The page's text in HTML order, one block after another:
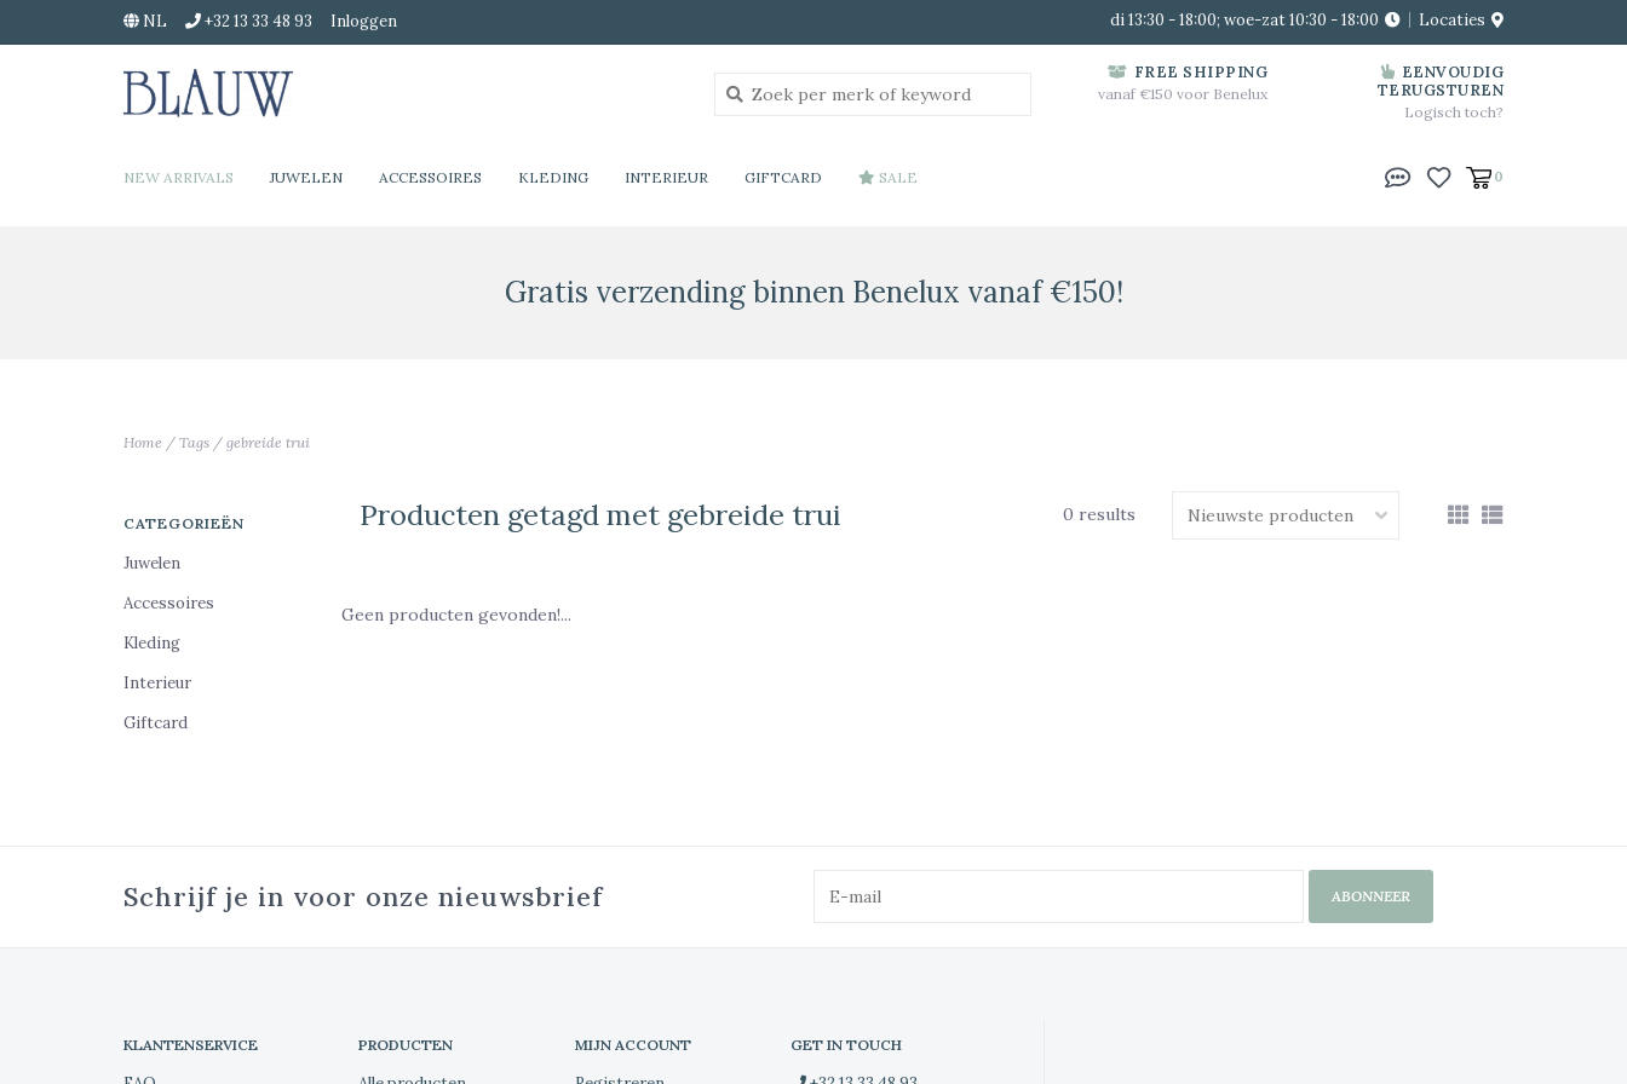
NL +32 13 33 48 93 Inloggen di 13:30 - 18:00; woe-zat 10:30 - 18:00 Locaties
FREE SHIPPING
vanaf €150 voor Benelux
EENVOUDIG
TERUGSTUREN
Logisch toch?
NEW ARRIVALS JUWELEN ACCESSOIRES KLEDING INTERIEUR GIFTCARD SALE 0
Gratis verzending binnen Benelux vanaf €150!
Home / Tags / gebreide trui
CATEGORIEËN
Juwelen
Accessoires
Kleding
Interieur
Giftcard
Producten getagd met gebreide trui 0 results
Geen producten gevonden!...
Schrijf je in voor onze nieuwsbrief ABONNEER
KLANTENSERVICE PRODUCTEN MIJN ACCOUNT GET IN TOUCH